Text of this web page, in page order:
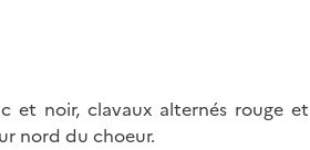
et noir, clavaux alternés rouge et
nord du choeur.